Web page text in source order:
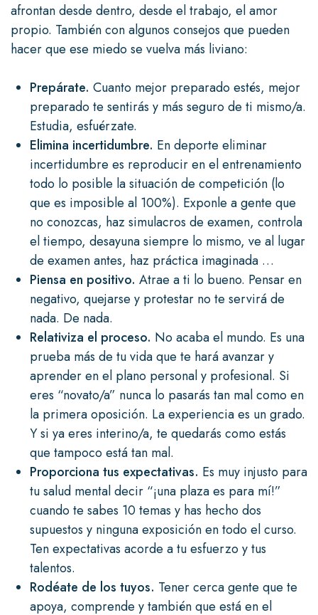
afrontan desde dentro, desde el trabajo, el amor
propio. También con algunos consejos que pueden
hacer que ese miedo se vuelva más liviano:
Prepárate. Cuanto mejor preparado estés, mejor
preparado te sentirás y más seguro de ti mismo/a.
Estudia, esfuérzate.
Elimina incertidumbre. En deporte eliminar
incertidumbre es reproducir en el entrenamiento
todo lo posible la situación de competición (lo
que es imposible al 100%). Exponle a gente que
no conozcas, haz simulacros de examen, controla
el tiempo, desayuna siempre lo mismo, ve al lugar
de examen antes, haz práctica imaginada …
Piensa en positivo. Atrae a ti lo bueno. Pensar en
negativo, quejarse y protestar no te servirá de
nada. De nada.
Relativiza el proceso. No acaba el mundo. Es una
prueba más de tu vida que te hará avanzar y
aprender en el plano personal y profesional. Si
eres “novato/a” nunca lo pasarás tan mal como en
la primera oposición. La experiencia es un grado.
Y si ya eres interino/a, te quedarás como estás
que tampoco está tan mal.
Proporciona tus expectativas. Es muy injusto para
tu salud mental decir “¡una plaza es para mí!”
cuando te sabes 10 temas y has hecho dos
supuestos y ninguna exposición en todo el curso.
Ten expectativas acorde a tu esfuerzo y tus
talentos.
Rodéate de los tuyos. Tener cerca gente que te
apoya, comprende y también que está en el